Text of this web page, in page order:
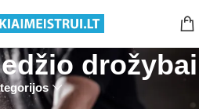
drožybai
Antgaliai medžio drožybai